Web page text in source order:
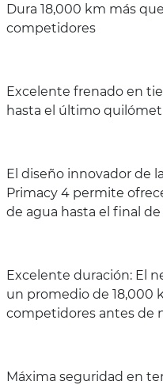
Dura 18,000 km más
competidores
Excelente frenado en
hasta el último
El diseño innovador de
Primacy 4 permite
de agua hasta el final
Excelente duración: El
un promedio de 18,000
competidores antes de
Máxima seguridad en